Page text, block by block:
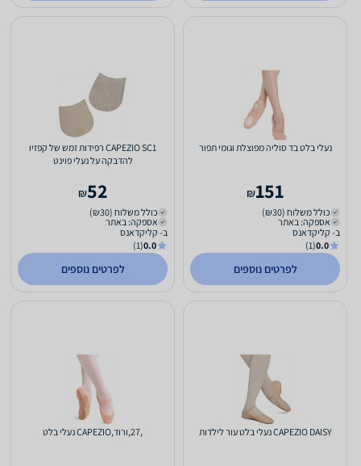
נעלי בלט בד סוליה מפוצלת וגומי תפור
151
₪
כולל משלוח (₪30)
אספקה: באתר
ב- קליקדאנס
0.0
(1)
לפרטים נוספים
CAPEZIO SC1 רפידות זמש של קפזיו
להדבקה על נעלי פוינט
52
₪
כולל משלוח (₪30)
אספקה: באתר
ב- קליקדאנס
0.0
(1)
לפרטים נוספים
CAPEZIO DAISY נעלי בלט עור לילדות ,27,ורוד,CAPEZIO נעלי בלט